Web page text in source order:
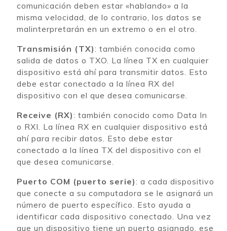
comunicación deben estar «hablando» a la
misma velocidad, de lo contrario, los datos se
malinterpretarán en un extremo o en el otro.
Transmisión (TX): también conocida como
salida de datos o TXO. La línea TX en cualquier
dispositivo está ahí para transmitir datos. Esto
debe estar conectado a la línea RX del
dispositivo con el que desea comunicarse.
Receive (RX): también conocido como Data In
o RXI. La línea RX en cualquier dispositivo está
ahí para recibir datos. Esto debe estar
conectado a la línea TX del dispositivo con el
que desea comunicarse.
Puerto COM (puerto serie): a cada dispositivo
que conecte a su computadora se le asignará un
número de puerto específico. Esto ayuda a
identificar cada dispositivo conectado. Una vez
que un dispositivo tiene un puerto asignado, ese